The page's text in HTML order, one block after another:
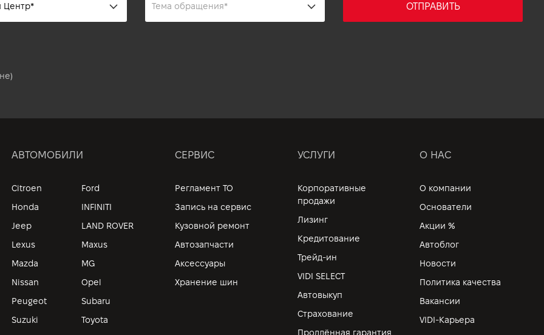
ОТПРАВИТЬ
АВТОМОБИЛИ
Citroen
Ford
Honda
INFINITI
Jeep
LAND ROVER
Lexus
Maxus
Mazda
MG
Nissan
Opel
Peugeot
Subaru
Suzuki
Toyota
СЕРВИС
Регламент ТО
Запись на сервис
Кузовной ремонт
Автозапчасти
Аксессуары
Хранение шин
УСЛУГИ
Корпоративные
продажи
Лизинг
Кредитование
Трейд-ин
VIDI SELECT
Автовыкуп
Страхование
Продлённая гарантия
О НАС
О компании
Основатели
Акции %
Автоблог
Новости
Политика качества
Вакансии
VIDI-Карьера